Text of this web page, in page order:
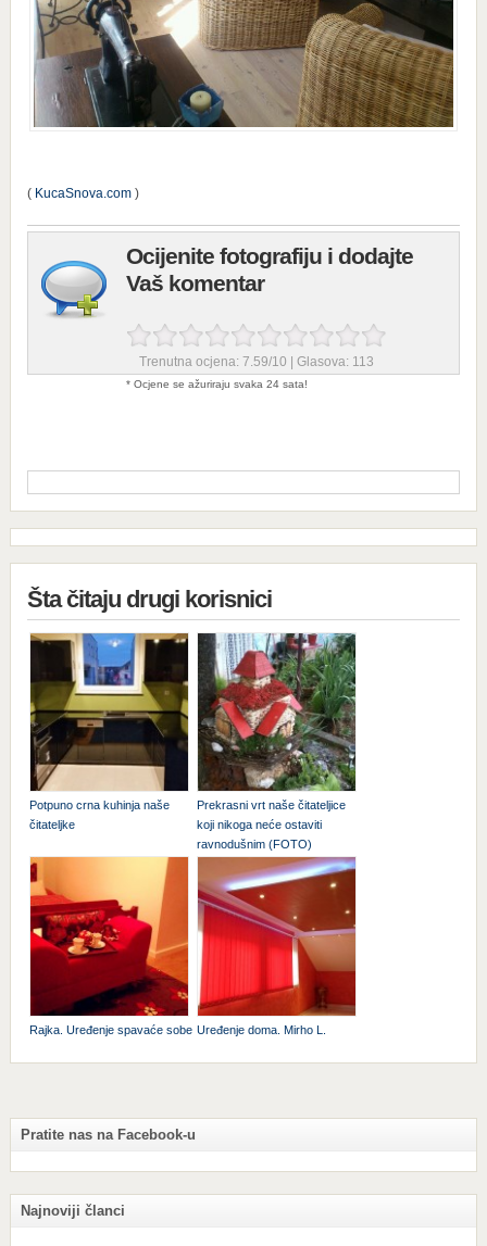
( KucaSnova.com)
Ocijenite fotografiju i dodajte
Vaš komentar
Trenutna ocjena: 7.59/10 | Glasova: 113
* Ocjene se ažuriraju svaka 24 sata!
Šta čitaju drugi korisnici
Potpuno crna kuhinja naše
čitateljke
Prekrasni vrt naše čitateljice
koji nikoga neće ostaviti
ravnodušnim (FOTO)
Rajka. Uređenje spavaće sobe Uređenje doma. Mirho L.
Pratite nas na Facebook-u
Najnoviji članci